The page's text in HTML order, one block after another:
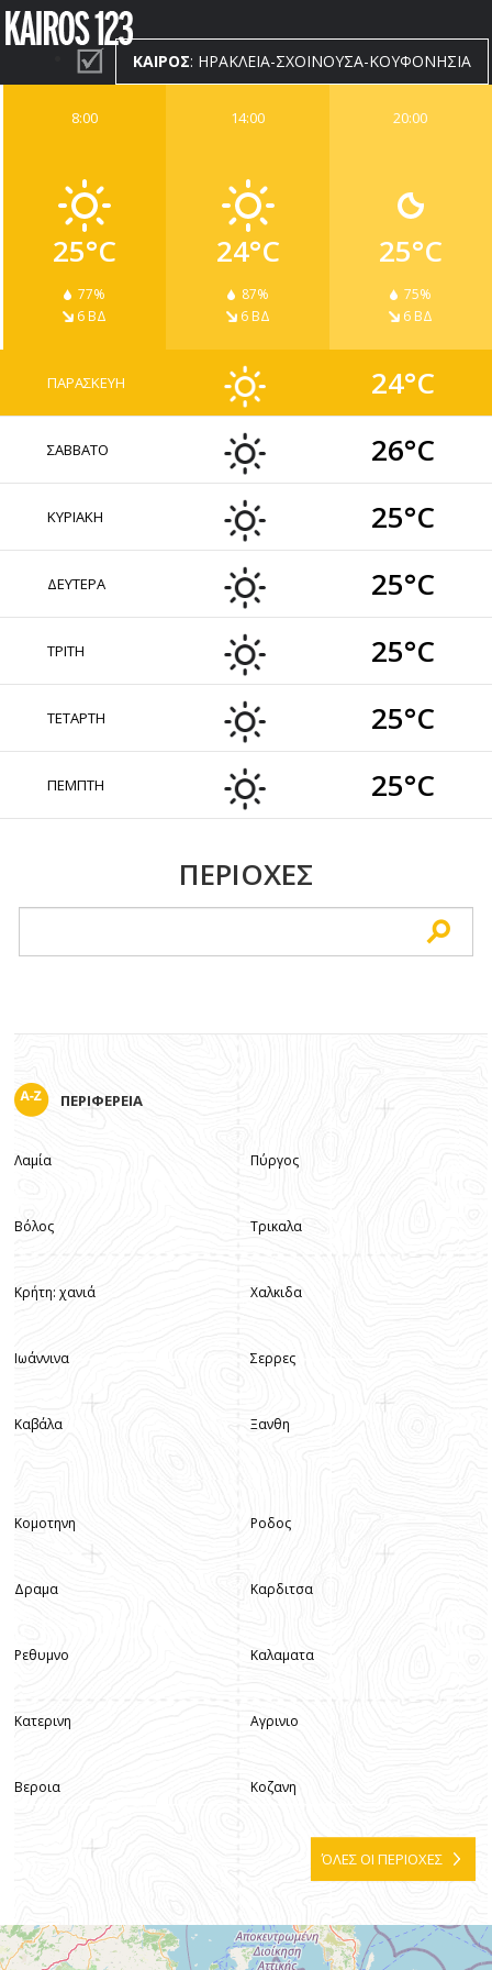
ΚΑΙΡΟΣ: ΗΡΑΚΛΕΙΑ-ΣΧΟΙΝΟΥΣΑ-ΚΟΥΦΟΝΗΣΙΑ
20:00
25°C
75%
6 ΒΔ
14:00
24°C
87%
6 ΒΔ
8:00
25°C
77%
6 ΒΔ
ΠΑΡΑΣΚΕΥΗ 24°C
ΣΑΒΒΑΤΟ 26°C
ΚΥΡΙΑΚΗ 25°C
ΔΕΥΤΕΡΑ 25°C
ΤΡΙΤΗ 25°C
ΤΕΤΑΡΤΗ 25°C
ΠΕΜΠΤΗ 25°C
ΠΕΡΙΟΧΕΣ
ΠΕΡΙΦΕΡΕΙΑ
Λαμία
Βόλος
Κρήτη: χανιά
Ιωάννινα
Καβάλα
Πύργος
Τρικαλα
Χαλκιδα
Σερρες
Ξανθη
Κομοτηνη
Δραμα
Ρεθυμνο
Κατερινη
Βεροια
Ροδος
Καρδιτσα
Καλαματα
Αγρινιο
Κοζανη
ΌΛΕΣ ΟΙ ΠΕΡΙΟΧΕΣ